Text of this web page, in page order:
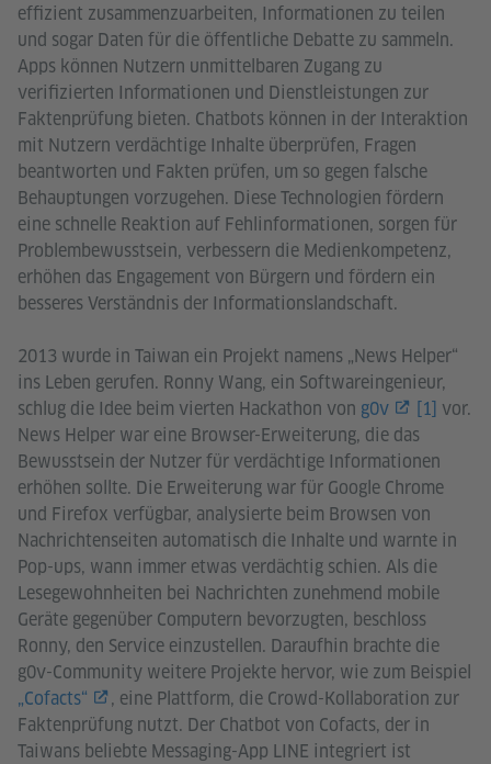
effizient zusammenzuarbeiten, Informationen zu teilen
und sogar Daten für die öffentliche Debatte zu sammeln.
Apps können Nutzern unmittelbaren Zugang zu
verifizierten Informationen und Dienstleistungen zur
Faktenprüfung bieten. Chatbots können in der Interaktion
mit Nutzern verdächtige Inhalte überprüfen, Fragen
beantworten und Fakten prüfen, um so gegen falsche
Behauptungen vorzugehen. Diese Technologien fördern
eine schnelle Reaktion auf Fehlinformationen, sorgen für
Problembewusstsein, verbessern die Medienkompetenz,
erhöhen das Engagement von Bürgern und fördern ein
besseres Verständnis der Informationslandschaft.
2013 wurde in Taiwan ein Projekt namens „News Helper“
ins Leben gerufen. Ronny Wang, ein Softwareingenieur,
schlug die Idee beim vierten Hackathon von g0v [1] vor.
News Helper war eine Browser-Erweiterung, die das
Bewusstsein der Nutzer für verdächtige Informationen
erhöhen sollte. Die Erweiterung war für Google Chrome
und Firefox verfügbar, analysierte beim Browsen von
Nachrichtenseiten automatisch die Inhalte und warnte in
Pop-ups, wann immer etwas verdächtig schien. Als die
Lesegewohnheiten bei Nachrichten zunehmend mobile
Geräte gegenüber Computern bevorzugten, beschloss
Ronny, den Service einzustellen. Daraufhin brachte die
g0v-Community weitere Projekte hervor, wie zum Beispiel
„Cofacts“
, eine Plattform, die Crowd-Kollaboration zur
Faktenprüfung nutzt. Der Chatbot von Cofacts, der in
Taiwans beliebte Messaging-App LINE integriert ist